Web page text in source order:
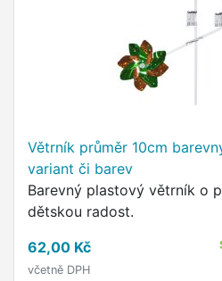
Větrník průměr 10cm
variant či barev
Barevný plastový větrník o
dětskou radost.
62,00 Kč
včetně DPH